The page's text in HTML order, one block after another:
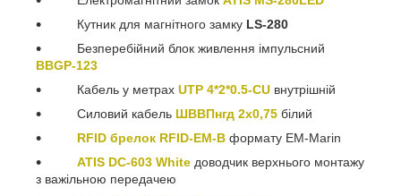
Кутник для магнітного замку LS-280
Безперебійний блок живлення імпульсний
BBGP-123
Кабель у метрах UTP 4*2*0.5-CU внутрішній
Силовий кабель ШВВПнгд 2х0,75 білий
RFID брелок RFID-EM-B формату EM-Marin
ATIS DC-603 White доводчик верхнього монтажу
з важільною передачею